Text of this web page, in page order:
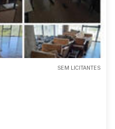
SEM LICITANTES